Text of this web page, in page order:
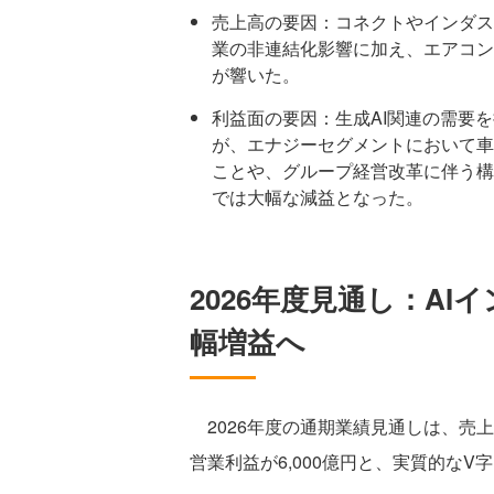
売上高の要因：コネクトやインダ
業の非連結化影響に加え、エアコ
が響いた。
利益面の要因：生成AI関連の需要
が、エナジーセグメントにおいて
ことや、グループ経営改革に伴う
では大幅な減益となった。
2026年度見通し：AI
幅増益へ
2026年度の通期業績見通しは、売
営業利益が6,000億円と、実質的なV